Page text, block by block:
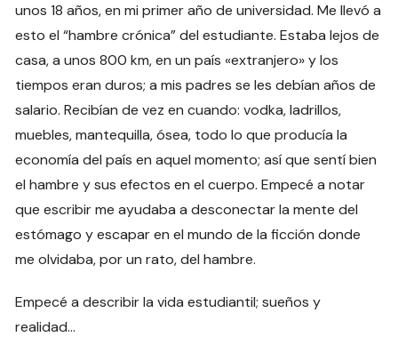
unos 18 años, en mi primer año de universidad. Me llevó a
esto el “hambre crónica” del estudiante. Estaba lejos de
casa, a unos 800 km, en un país «extranjero» y los
tiempos eran duros; a mis padres se les debían años de
salario. Recibían de vez en cuando: vodka, ladrillos,
muebles, mantequilla, ósea, todo lo que producía la
economía del país en aquel momento; así que sentí bien
el hambre y sus efectos en el cuerpo. Empecé a notar
que escribir me ayudaba a desconectar la mente del
estómago y escapar en el mundo de la ficción donde
me olvidaba, por un rato, del hambre.
Empecé a describir la vida estudiantil; sueños y
realidad…